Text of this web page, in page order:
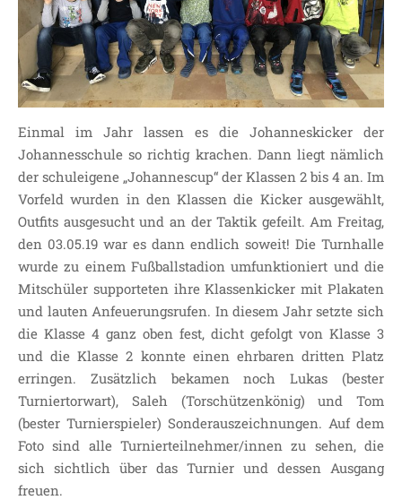
TERMINE
ELTERNBETEILIGUNG-
UND MITWIRKUNG
DAS TEAM DER
JOHANNESSCHULE
KOLLEGIUM
OGGS
SCHULSOZIALARBEIT
BÜRO
KLASSEN
KLASSE 1 ESSER
KLASSE 2 MÖLLMANN
KLASSE 3B BUDEUS
KLASSE 4 DURRANT
LEITBILD UNSERER
GRUNDSCHULE
SCHULPROGRAMM
OFFENE
GANZTAGSGRUNDSCHULE
Einmal im Jahr lassen es die Johanneskicker der
Johannesschule so richtig krachen. Dann liegt nämlich
der schuleigene „Johannescup“ der Klassen 2 bis 4 an. Im
Vorfeld wurden in den Klassen die Kicker ausgewählt,
Outfits ausgesucht und an der Taktik gefeilt. Am Freitag,
den 03.05.19 war es dann endlich soweit! Die Turnhalle
wurde zu einem Fußballstadion umfunktioniert und die
Mitschüler supporteten ihre Klassenkicker mit Plakaten
und lauten Anfeuerungsrufen. In diesem Jahr setzte sich
die Klasse 4 ganz oben fest, dicht gefolgt von Klasse 3
und die Klasse 2 konnte einen ehrbaren dritten Platz
erringen. Zusätzlich bekamen noch Lukas (bester
Turniertorwart), Saleh (Torschützenkönig) und Tom
(bester Turnierspieler) Sonderauszeichnungen. Auf dem
Foto sind alle Turnierteilnehmer/innen zu sehen, die
sich sichtlich über das Turnier und dessen Ausgang
freuen.